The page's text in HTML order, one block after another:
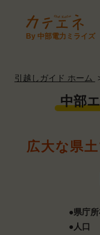
By 中部電力ミライズ
引越しガイド ホーム
中部
広大な県
●県庁
●人口